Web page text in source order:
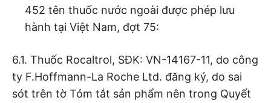
452 tên thuốc nước ngoài được phép lưu
hành tại Việt Nam, đợt 75:
6.1. Thuốc Rocaltrol, SĐK: VN-14167-11, do công
ty F.Hoffmann-La Roche Ltd. đăng ký, do sai
sót trên tờ Tóm tắt sản phẩm nên trong Quyết